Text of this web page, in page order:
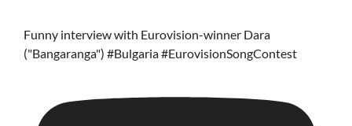
Funny interview with Eurovision-winner Dara
("Bangaranga") #Bulgaria #EurovisionSongContest